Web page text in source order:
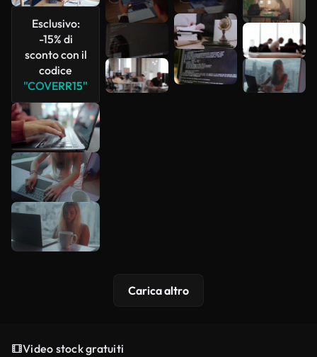
Esclusivo:
-15% di
sconto con il
codice
"COVERR15"
più
Carica altro
Video stock gratuiti